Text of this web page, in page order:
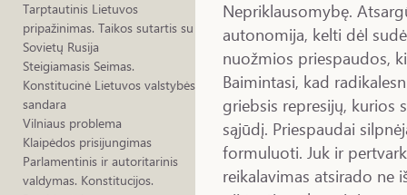
Tarptautinis Lietuvos
pripažinimas. Taikos sutartis su
Sovietų Rusija
Steigiamasis Seimas.
Konstitucinė Lietuvos valstybės
sandara
Vilniaus problema
Klaipėdos prisijungimas
Parlamentinis ir autoritarinis
valdymas. Konstitucijos.
Nepriklausomybę.
autonomija, kelti dėl
nuožmios priespaudos,
Baimintasi, kad
griebsis represijų, kurios
sąjūdį. Priespaudai
formuluoti. Juk ir
reikalavimas atsirado ne